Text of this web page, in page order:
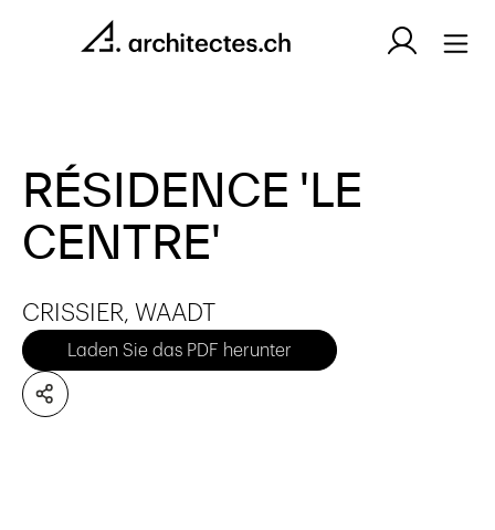
RÉSIDENCE 'LE
CENTRE'
CRISSIER, WAADT
Laden Sie das PDF herunter